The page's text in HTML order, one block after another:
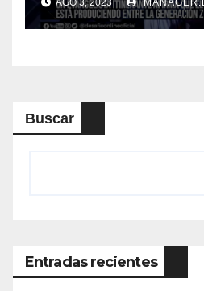
AGO 3, 2023
Buscar
Entradas recientes